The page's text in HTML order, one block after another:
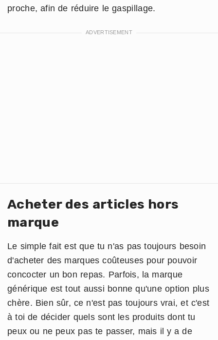
proche, afin de réduire le gaspillage.
Acheter des articles hors
marque
Le simple fait est que tu n'as pas toujours besoin
d'acheter des marques coûteuses pour pouvoir
concocter un bon repas. Parfois, la marque
générique est tout aussi bonne qu'une option plus
chère. Bien sûr, ce n'est pas toujours vrai, et c'est
à toi de décider quels sont les produits dont tu
peux ou ne peux pas te passer, mais il y a de